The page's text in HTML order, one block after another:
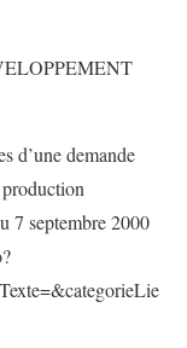
d’une demande
7 septembre 2000